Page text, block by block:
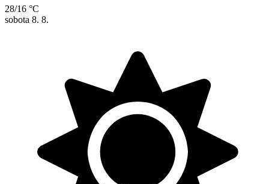
28/16 °C
sobota 8. 8.